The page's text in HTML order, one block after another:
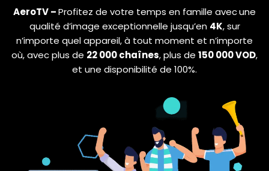
AeroTV –Profitez de votre temps en famille avecune
qualité d’image exceptionnelle jusqu’en 4K, sur
n’importe quel appareil, à tout moment et n’importe
où, avec plus de 22 000 chaînes, plus de 150 000 VOD,
et une disponibilité de 100%.